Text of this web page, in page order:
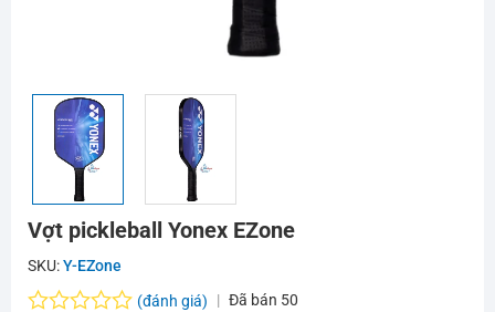
Vợt pickleball Yonex EZone
SKU:Y-EZone
(đánh giá) Đã bán 50